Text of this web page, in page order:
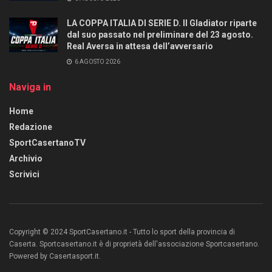
LA COPPA ITALIA DI SERIE D. Il Gladiator riparte
dal suo passato nel preliminare del 23 agosto.
Real Aversa in attesa dell’avversario
6 AGOSTO 2026
Naviga in
Home
Redazione
SportCasertanoTV
Archivio
Scrivici
Copyright © 2024 SportCasertano.it - Tutto lo sport della provincia di
Caserta. Sportcasertano.it è di proprietà dell'associazione Sportcasertano.
Powered by Casertasport.it.